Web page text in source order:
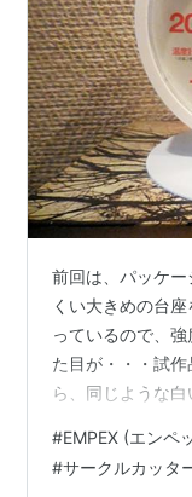
前回は、パッケ
くい大きめの台
っているので、
た目が・・・試
ら、同じような
は、前回作ったも
す。簡単に外れま
#EMPEX (エンペ
#サークルカッタ